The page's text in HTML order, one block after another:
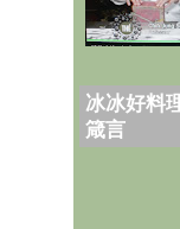
冰冰好料
箴言